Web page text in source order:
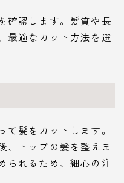
確認します。髪質や長
最適なカット方法を選
髪をカットします。
、トップの髪を整えま
られるため、細心の注